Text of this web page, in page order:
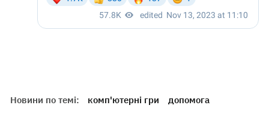
Новини по темі: комп'ютерні гри допомога